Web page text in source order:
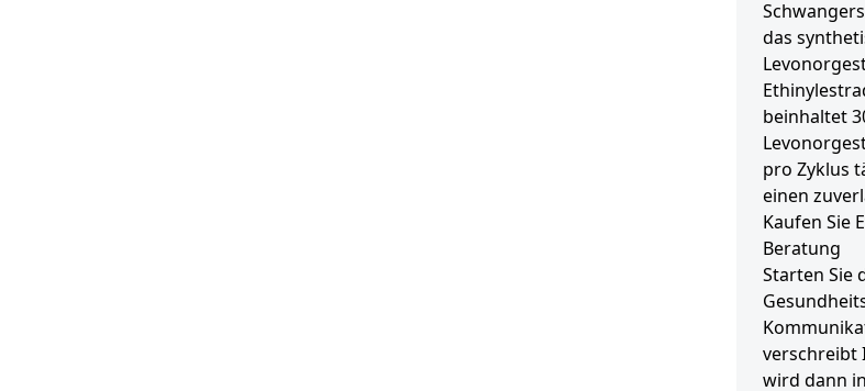
das
beinhaltet
pro Zyklus
einen
Kaufen Sie
Beratung
Starten Sie
verschreibt
wird dann